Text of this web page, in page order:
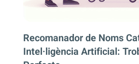
Recomanador de Noms
Intel·ligència Artificial: